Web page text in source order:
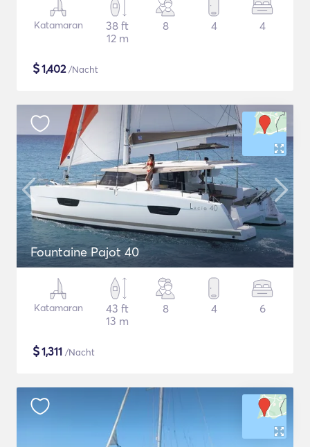
Katamaran
38 ft
12 m
8 4 4
$1,402/Nacht
Fountaine Pajot 40
Katamaran
43 ft
13 m
8 4 6
$1,311 /Nacht